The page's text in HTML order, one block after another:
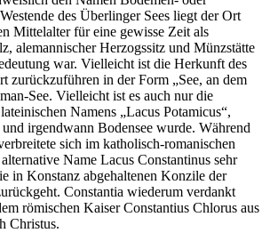
des Überlinger Sees liegt der Ort
Mittelalter für eine gewisse Zeit als
alemannischer Herzogssitz und Münzstätte
war. Vielleicht ist die Herkunft des
zurückzuführen in der Form „See, an dem
See. Vielleicht ist es auch nur die
Namens „Lacus Potamicus“,
irgendwann Bodensee wurde. Während
sich im katholisch-romanischen
Name Lacus Constantinus sehr
in Konstanz abgehaltenen Konzile der
Constantia wiederum verdankt
römischen Kaiser Constantius Chlorus aus
Christus.